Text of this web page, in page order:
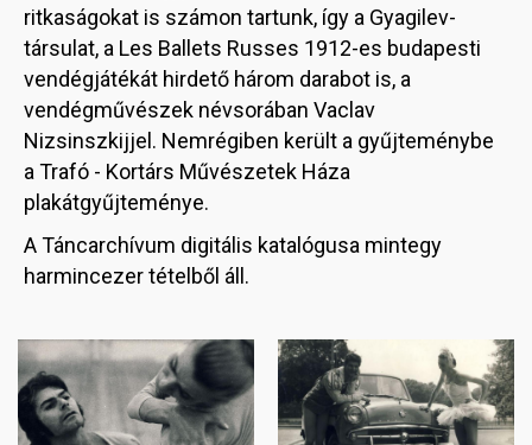
ritkaságokat is számon tartunk, így a Gyagilev-
társulat, a Les Ballets Russes 1912-es budapesti
vendégjátékát hirdető három darabot is, a
vendégművészek névsorában Vaclav
Nizsinszkijjel. Nemrégiben került a gyűjteménybe
a Trafó - Kortárs Művészetek Háza
plakátgyűjteménye.
A Táncarchívum digitális katalógusa mintegy
harmincezer tételből áll.
Image Image